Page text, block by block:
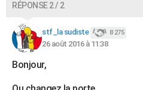
RÉPONSE 2 / 2
stf_la sudiste 8 275
26 août 2016 à 11:38
Bonjour,